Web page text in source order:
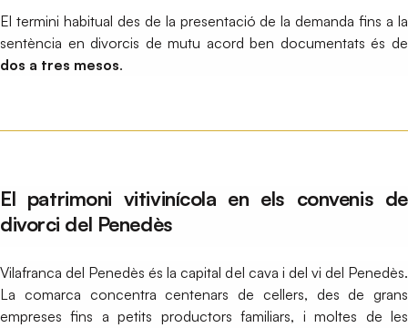
El termini habitual des de la presentació de la demanda fins a la
sentència en divorcis de mutu acord ben documentats és de
dos a tres mesos.
El patrimoni vitivinícola en els convenis de
divorci del Penedès
Vilafranca del Penedès és la capital del cava i del vi del Penedès.
La comarca concentra centenars de cellers, des de grans
empreses fins a petits productors familiars, i moltes de les